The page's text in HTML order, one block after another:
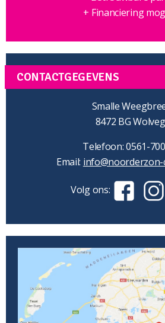
+ Financiering
CONTACTGEGEVENS
Smalle
8472 BG
Telefoon: 0561-
Email: info@noorderzon-
Volg ons: